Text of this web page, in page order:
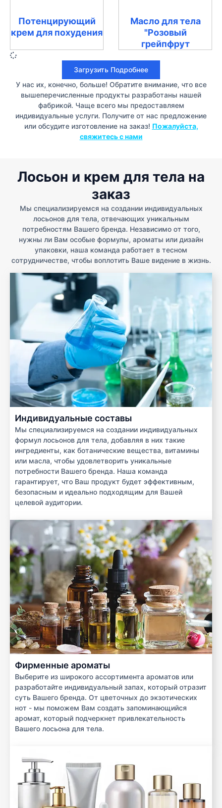
Потенцирующий
крем для похудения
Масло для тела
"Розовый
грейпфрут
Загрузить Подробнее
У нас их, конечно, больше! Обратите внимание, что все
вышеперечисленные продукты разработаны нашей
фабрикой. Чаще всего мы предоставляем
индивидуальные услуги. Получите от нас предложение
или обсудите изготовление на заказ! Пожалуйста,
свяжитесь с нами
Лосьон и крем для тела на
заказ
Мы специализируемся на создании индивидуальных
лосьонов для тела, отвечающих уникальным
потребностям Вашего бренда. Независимо от того,
нужны ли Вам особые формулы, ароматы или дизайн
упаковки, наша команда работает в тесном
сотрудничестве, чтобы воплотить Ваше видение в жизнь.
Индивидуальные составы
Мы специализируемся на создании индивидуальных
формул лосьонов для тела, добавляя в них такие
ингредиенты, как ботанические вещества, витамины
или масла, чтобы удовлетворить уникальные
потребности Вашего бренда. Наша команда
гарантирует, что Ваш продукт будет эффективным,
безопасным и идеально подходящим для Вашей
целевой аудитории.
Фирменные ароматы
Выберите из широкого ассортимента ароматов или
разработайте индивидуальный запах, который отразит
суть Вашего бренда. От цветочных до экзотических
нот - мы поможем Вам создать запоминающийся
аромат, который подчеркнет привлекательность
Вашего лосьона для тела.